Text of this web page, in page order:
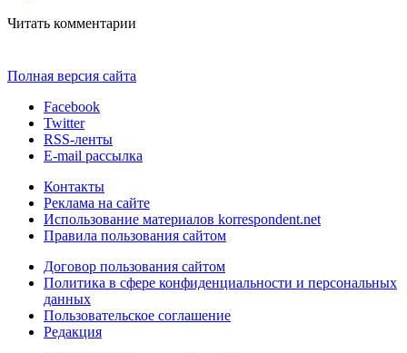
Читать комментарии
Полная версия сайта
Facebook
Twitter
RSS-ленты
E-mail рассылка
Контакты
Реклама на сайте
Использование материалов korrespondent.net
Правила пользования сайтом
Договор пользования сайтом
Политика в сфере конфиденциальности и персональных
данных
Пользовательское соглашение
Редакция